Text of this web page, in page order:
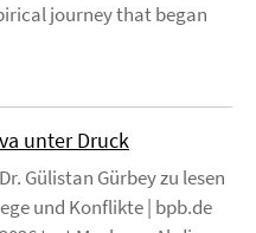
journey that began
unter Druck
Gülistan Gürbey zu lesen
und Konflikte | bpb.de